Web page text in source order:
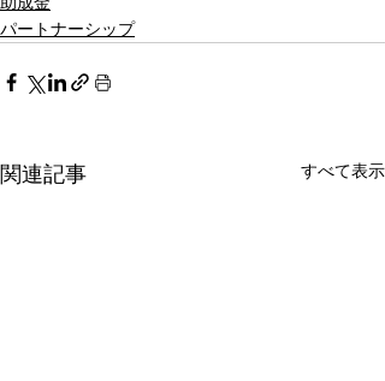
パートナーシップ
関連記事 すべて表示